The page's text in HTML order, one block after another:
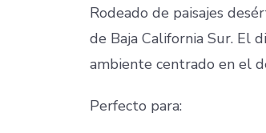
Rodeado de paisajes
de Baja California Sur. El
ambiente centrado en el
Perfecto para: